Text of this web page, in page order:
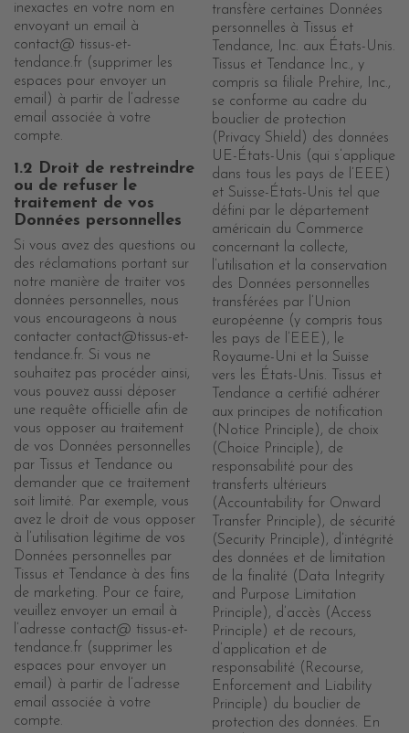
inexactes en votre nom en
envoyant un email à
contact@ tissus-et-
tendance.fr (supprimer les
espaces pour envoyer un
email) à partir de l’adresse
email associée à votre
compte.
1.2 Droit de restreindre
ou de refuser le
traitement de vos
Données personnelles
Si vous avez des questions ou
des réclamations portant sur
notre manière de traiter vos
données personnelles, nous
vous encourageons à nous
contacter contact@tissus-et-
tendance.fr. Si vous ne
souhaitez pas procéder ainsi,
vous pouvez aussi déposer
une requête officielle afin de
vous opposer au traitement
de vos Données personnelles
par Tissus et Tendance ou
demander que ce traitement
soit limité. Par exemple, vous
avez le droit de vous opposer
à l’utilisation légitime de vos
Données personnelles par
Tissus et Tendance à des fins
de marketing. Pour ce faire,
veuillez envoyer un email à
l’adresse contact@ tissus-et-
tendance.fr (supprimer les
espaces pour envoyer un
email) à partir de l’adresse
email associée à votre
compte.
transfère certaines Données
personnelles à Tissus et
Tendance, Inc. aux États-Unis.
Tissus et Tendance Inc., y
compris sa filiale Prehire, Inc.,
se conforme au cadre du
bouclier de protection
(Privacy Shield) des données
UE-États-Unis (qui s’applique
dans tous les pays de l’EEE)
et Suisse-États-Unis tel que
défini par le département
américain du Commerce
concernant la collecte,
l’utilisation et la conservation
des Données personnelles
transférées par l’Union
européenne (y compris tous
les pays de l’EEE), le
Royaume-Uni et la Suisse
vers les États-Unis. Tissus et
Tendance a certifié adhérer
aux principes de notification
(Notice Principle), de choix
(Choice Principle), de
responsabilité pour des
transferts ultérieurs
(Accountability for Onward
Transfer Principle), de sécurité
(Security Principle), d’intégrité
des données et de limitation
de la finalité (Data Integrity
and Purpose Limitation
Principle), d’accès (Access
Principle) et de recours,
d’application et de
responsabilité (Recourse,
Enforcement and Liability
Principle) du bouclier de
protection des données. En